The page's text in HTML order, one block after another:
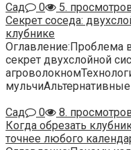
Сад
0
5.
Секрет соседа:
клубнике
Оглавление:Проблема
секрет двухслойной
Сад
0
8.
Когда обрезать
точнее любого